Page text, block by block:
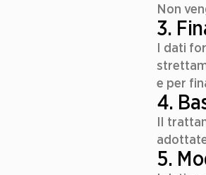
Non
3.
I dati
e per
4.
Il
5.